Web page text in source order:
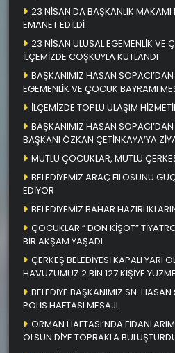
23 NİSAN DA BAŞKANLIK MAKAMI
EMANET EDİLDİ
23 NİSAN ULUSAL EGEMENLİK VE
İLÇEMİZDE COŞKUYLA KUTLANDI
BAŞKANIMIZ HASAN
EGEMENLİK VE ÇOCUK BAYRAMI
İLÇEMİZDE TOPLU ULAŞIM
BAŞKANIMIZ HASAN SOPACI’DAN
BAŞKANI ÖZKAN ÇETİNKAYA’YA
MUTLU ÇOCUKLAR, MUTLU
BELEDİYEMİZ ARAÇ FİLOSUNU
EDİYOR
BELEDİYEMİZ BAHAR
ÇOCUKLAR “ DON KİŞOT”
BİR AKŞAM YAŞADI
ÇERKEŞ BELEDİYESİ KAPALI YARI
HAVUZUMUZ 2 BİN 127 KİŞİYE
BELEDİYE BAŞKANIMIZ SN.
POLİS HAFTASI MESAJI
ORMAN HAFTASI’NDA
OLSUN DİYE TOPRAKLA